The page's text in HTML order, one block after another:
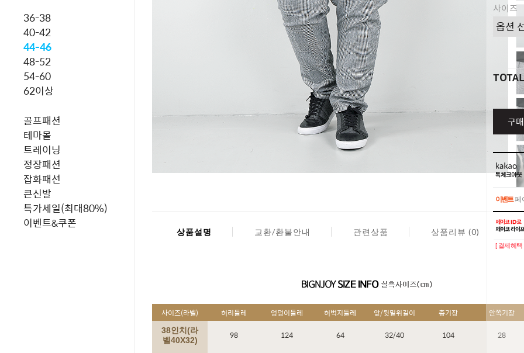
36-38
40-42
44-46
48-52
54-60
62이상
골프패션
테마몰
트레이닝
정장패션
잡화패션
큰신발
특가세일(최대80%)
이벤트&쿠폰
사이즈
TOTAL
구
이벤트페
이벤트페
[ 결제혜
상품설명 교환/환불안내 관련상품 상품리뷰 (0)
사이즈(라벨) 허리둘레 엉덩이둘레 허벅지둘레 앞/뒷밑위길이 총기장 안쪽기장
38인치(라
벨40X32)
98 124 64 32/40 104 28